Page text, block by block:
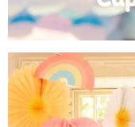
Anniversaire